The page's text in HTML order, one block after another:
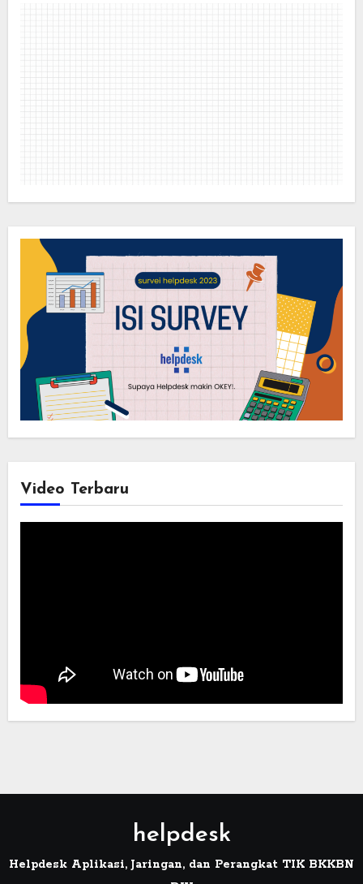
Video Terbaru
helpdesk
Helpdesk Aplikasi, Jaringan, dan Perangkat TIK BKKBN